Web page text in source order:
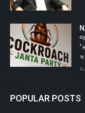
POPULAR POSTS